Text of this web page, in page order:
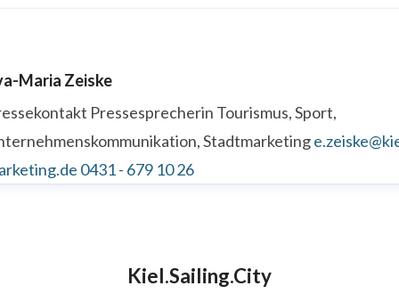
Maria Zeiske
Pressesprecherin Tourismus, Sport,
Stadtmarketing
0431 - 679 10 26
Kiel.Sailing.City